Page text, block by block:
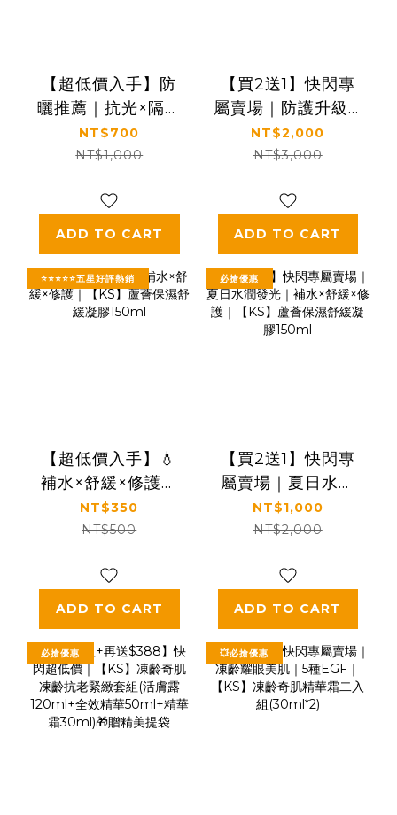
【超低價入手】防
曬推薦｜抗光×隔離
×保濕｜【KS】抗光
清爽高防曬凝露
單瓶入60ml
NT$700
NT$1,000
ADD TO CART
【買2送1】快閃專
屬賣場｜防護升級🛡️
抗光×隔離×保濕｜
【KS】抗光清爽高
★★★★三入特惠
組(60ml*3瓶)
NT$2,000
NT$3,000
ADD TO CART
⭐⭐⭐⭐⭐五星好評熱銷
【超低價入手】💧
補水×舒緩×修護｜
【KS】蘆薈保濕舒
緩凝膠150ml
NT$350
NT$500
ADD TO CART
必搶優惠
【買2送1】快閃專
屬賣場｜夏日水潤
發光｜補水×舒緩×
修護｜【KS】蘆薈
150ml
NT$1,000
NT$2,000
ADD TO CART
必搶優惠 💥必搶優惠